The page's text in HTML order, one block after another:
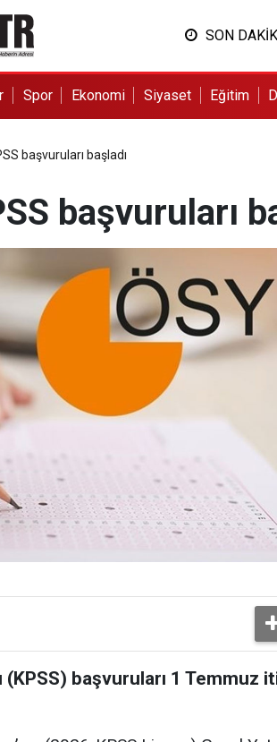
SON
Spor Ekonomi Siyaset Eğitim
başvuruları başladı
başvuruları
(KPSS) başvuruları 1 Temmuz